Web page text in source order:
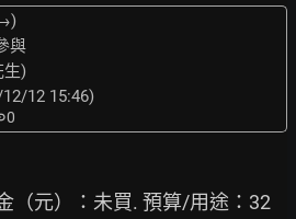
)
與
生)
12 15:46)
0
（元）：未買. 預算/用途：32